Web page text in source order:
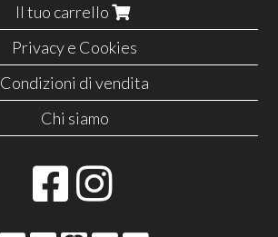
Il tuo carrello
Privacy e Cookies
Condizioni di vendita
Chi siamo